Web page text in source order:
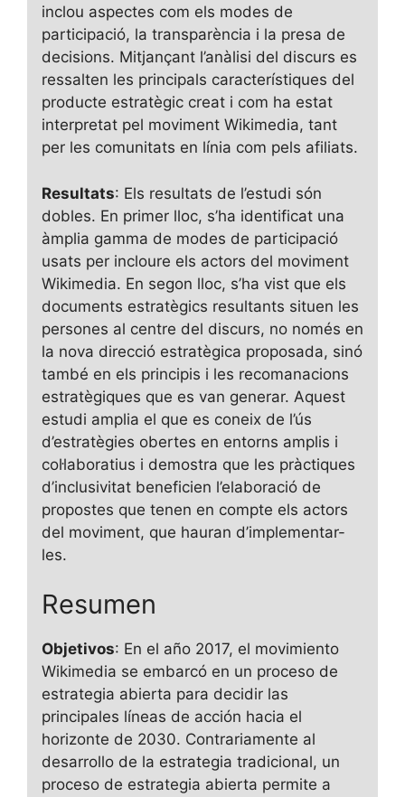
inclou aspectes com els modes de
participació, la transparència i la presa de
decisions. Mitjançant l’anàlisi del discurs es
ressalten les principals característiques del
producte estratègic creat i com ha estat
interpretat pel moviment Wikimedia, tant
per les comunitats en línia com pels afiliats.
Resultats: Els resultats de l’estudi són
dobles. En primer lloc, s’ha identificat una
àmplia gamma de modes de participació
usats per incloure els actors del moviment
Wikimedia. En segon lloc, s’ha vist que els
documents estratègics resultants situen les
persones al centre del discurs, no només en
la nova direcció estratègica proposada, sinó
també en els principis i les recomanacions
estratègiques que es van generar. Aquest
estudi amplia el que es coneix de l’ús
d’estratègies obertes en entorns amplis i
col·laboratius i demostra que les pràctiques
d’inclusivitat beneficien l’elaboració de
propostes que tenen en compte els actors
del moviment, que hauran d’implementar-
les.
Resumen
Objetivos: En el año 2017, el movimiento
Wikimedia se embarcó en un proceso de
estrategia abierta para decidir las
principales líneas de acción hacia el
horizonte de 2030. Contrariamente al
desarrollo de la estrategia tradicional, un
proceso de estrategia abierta permite a